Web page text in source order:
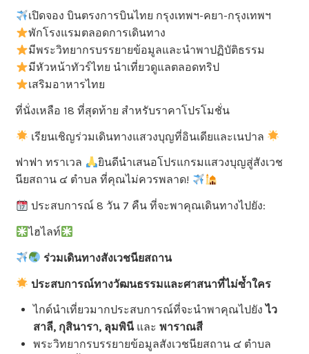
เปิดจอง บินตรงการบินไทย กรุงเทพฯ-คยา-กรุงเทพฯ
พักโรงแรมตลอดการเดินทาง
มีพระวิทยากรบรรยายข้อมูลและนำพาปฏิบัติธรรม
มีหัวหน้าทัวร์ไทย นำเที่ยวดูแลตลอดทริป
เสริมอาหารไทย
ที่นั่งเหลือ 18 ที่สุดท้าย สำหรับราคาโปรโมชั่น
เรียนเชิญร่วมเดินทางแสวงบุญที่อินเดียและเนปาล
ฟาฟา ทราเวล
ยินดีนำเสนอโปรแกรมแสวงบุญสู่สังเวช
นียสถาน ๔ ตำบล ที่คุณไม่ควรพลาด!
ประสบการณ์ 8 วัน 7 คืน ที่จะพาคุณเดินทางไปยัง:
ไฮไลท์
ร่วมเดินทางสังเวชนียสถาน
ประสบการณ์ทางวัฒนธรรมและศาสนาที่ไม่ซ้ำใคร
ไกด์นำเที่ยวมากประสบการณ์ที่จะนำพาคุณไปยังไว
สาลี, กุสินารา, ลุมพินีและ พาราณสี
พระวิทยากรบรรยายข้อมูลสังเวชนียสถาน ๔ ตำบล